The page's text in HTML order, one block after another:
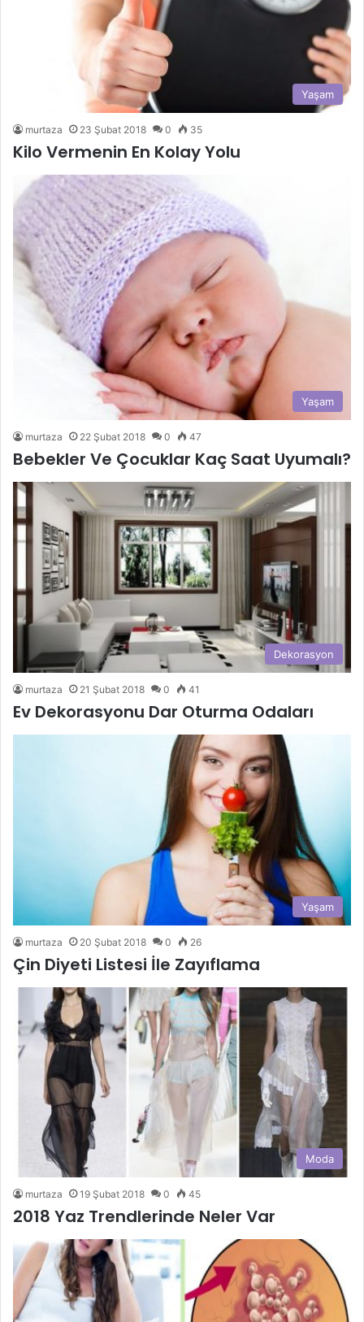
Yaşam
murtaza 23 Şubat 2018 0 35
Kilo Vermenin En Kolay Yolu
Yaşam
murtaza 22 Şubat 2018 0 47
Bebekler Ve Çocuklar Kaç Saat Uyumalı?
Dekorasyon
murtaza 21 Şubat 2018 0 41
Ev Dekorasyonu Dar Oturma Odaları
Yaşam
murtaza 20 Şubat 2018 0 26
Çin Diyeti Listesi İle Zayıflama
Moda
murtaza 19 Şubat 2018 0 45
2018 Yaz Trendlerinde Neler Var